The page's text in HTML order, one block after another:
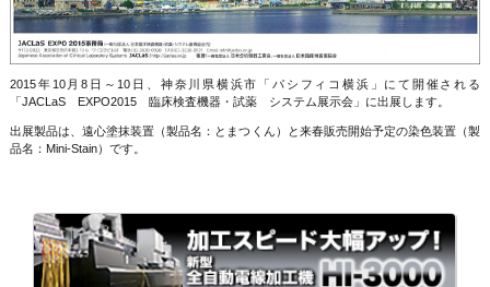
2015年10月8日～10日、神奈川県横浜市「パシフィコ横浜」にて開催される
「JACLaS EXPO2015 臨床検査機器・試薬 システム展示会」に出展します。
出展製品は、遠心塗抹装置（製品名：とまつくん）と来春販売開始予定の染色装置（製
品名：Mini-Stain）です。